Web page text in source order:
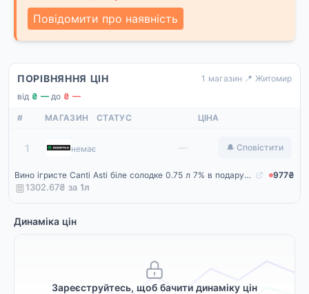
Повідомити про наявність
ПОРІВНЯННЯ ЦІН 1 магазин· 📍 Житомир
від ₴ —·до ₴ —
# МАГАЗИН СТАТУС ЦІНА
1 Rozetka
немає — 🔔 Сповістити
Вино ігристе Canti Asti біле солодке 0.75 л 7% в подарунковій упаковці + 2 келихи (8005415050840)
977₴
1302.67₴ за 1л
Динаміка цін
Зареєструйтесь, щоб бачити динаміку цін